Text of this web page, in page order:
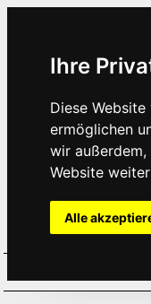
Ihre
Diese
ermöglichen
wir außerdem,
Website
Alle